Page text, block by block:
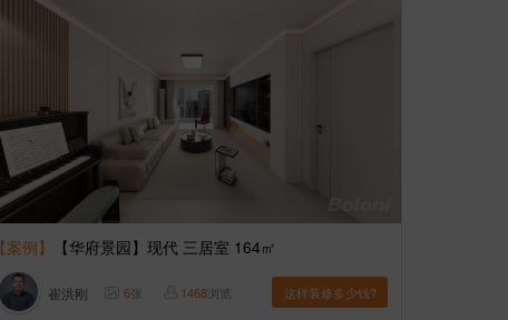
【案例】 【华府景园】现代 三居室 164㎡
崔洪刚 6张 1468浏览 这样装修多少钱?